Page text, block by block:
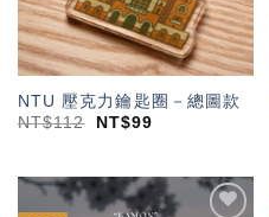
NTU 壓克力鑰匙圈－總圖款
NT$112 NT$99